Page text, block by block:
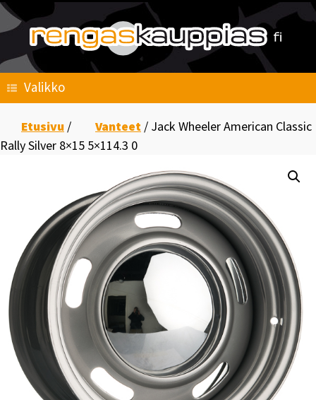
Skip
content
Valikko
Etusivu / Vanteet / Jack Wheeler American Classic
Rally Silver 8×15 5×114.3 0